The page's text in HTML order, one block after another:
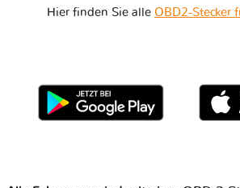
Hier finden Sie alle OBD2-Stecker